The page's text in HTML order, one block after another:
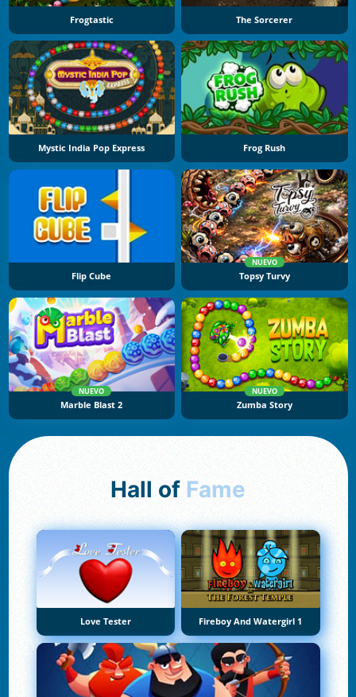
Frogtastic The Sorcerer
Mystic India Pop Express Frog Rush
Flip Cube
NUEVO
Topsy Turvy
NUEVO
Marble Blast 2
NUEVO
Zumba Story
Hall of Fame
Love Tester Fireboy And Watergirl 1